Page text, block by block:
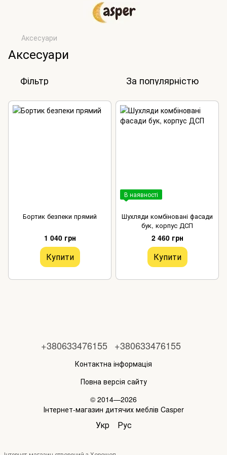
Аксесуари
Аксесуари
Фільтр За популярністю
Бортик безпеки прямий
1 040 грн
Купити
В наявності
Шухляди комбіновані фасади
бук, корпус ДСП
2 460 грн
Купити
+380633476155 +380633476155
Контактна інформація
Повна версія сайту
© 2014—2026
Інтернет-магазин дитячих меблів Casper
Укр Рус